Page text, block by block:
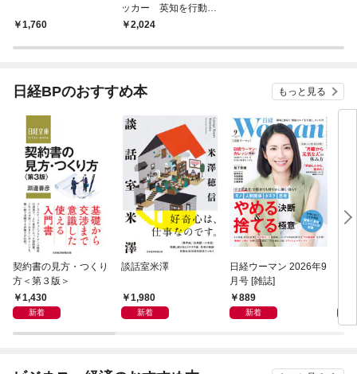
1,760
ッカー 英知を行動に
かえる40項
2,024
日経BPのおすすめ本 もっと見る
契約書の見方・つくり
方＜第３版＞
1,430
新着
談話室米澤
1,980
新着
日経ウーマン 2026年9
月号 [雑誌]
889
新着